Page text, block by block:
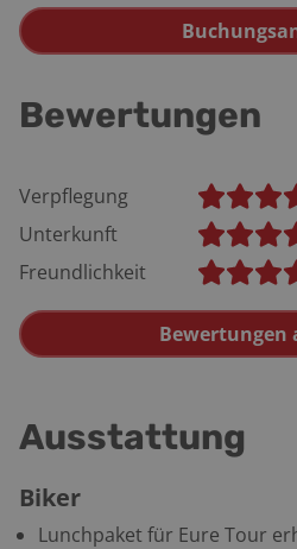
Bewertungen
Verpflegung
Unterkunft
Freundlichkeit
Bewertungen
Ausstattung
Biker
Lunchpaket für Eure Tour